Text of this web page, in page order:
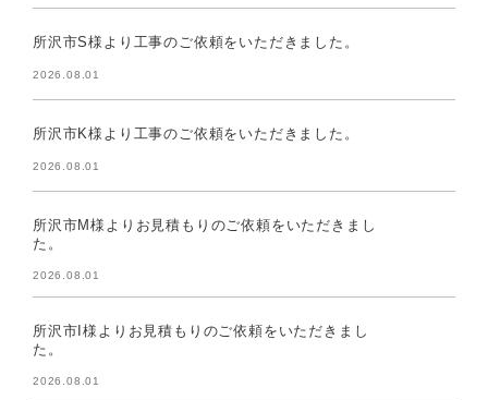
所沢市S様より工事のご依頼をいただきました。
2026.08.01
所沢市K様より工事のご依頼をいただきました。
2026.08.01
所沢市M様よりお見積もりのご依頼をいただきまし
た。
2026.08.01
所沢市I様よりお見積もりのご依頼をいただきまし
た。
2026.08.01